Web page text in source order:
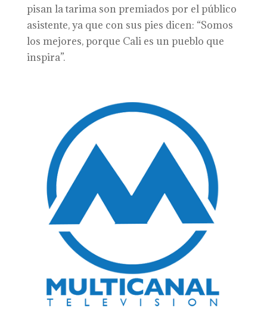
pisan la tarima son premiados por el público
asistente, ya que con sus pies dicen: “Somos
los mejores, porque Cali es un pueblo que
inspira”.